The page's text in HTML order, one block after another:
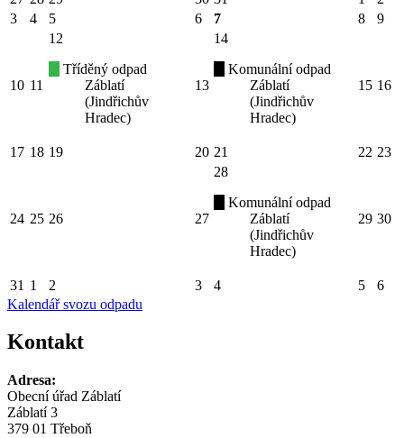
3
4 5 6 7 8 9
10 11
12
Tříděný odpad
Záblatí
(Jindřichův
Hradec)
13
14
Komunální odpad
Záblatí
(Jindřichův
Hradec)
15 16
17 18 19 20 21 22 23
24 25 26 27
28
Komunální odpad
Záblatí
(Jindřichův
Hradec)
29 30
31 1 2 3 4 5
6
Kalendář svozu odpadu
Kontakt
Adresa:
Obecní úřad Záblatí
Záblatí 3
379 01 Třeboň